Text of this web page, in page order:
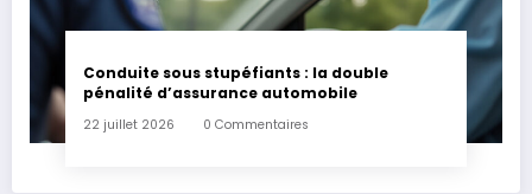
Conduite sous stupéfiants : la double
pénalité d’assurance automobile
22 juillet 2026 0 Commentaires